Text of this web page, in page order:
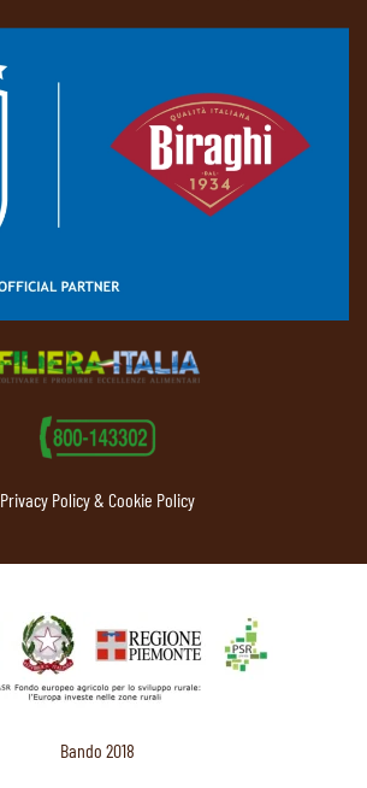
Privacy Policy & Cookie Policy
Bando 2018